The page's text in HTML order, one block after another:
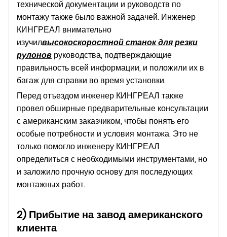
технической документации и руководств по
монтажу также было важной задачей. Инженер
КИНГРЕАЛ внимательно
изучилвысокоскоростной станок для резки
рулонов руководства, подтверждающие
правильность всей информации, и положили их в
багаж для справки во время установки.
Перед отъездом инженер КИНГРЕАЛ также
провел обширные предварительные консультации
с американским заказчиком, чтобы понять его
особые потребности и условия монтажа. Это не
только помогло инженеру КИНГРЕАЛ
определиться с необходимыми инструментами, но
и заложило прочную основу для последующих
монтажных работ.
2) Прибытие на завод американского
клиента